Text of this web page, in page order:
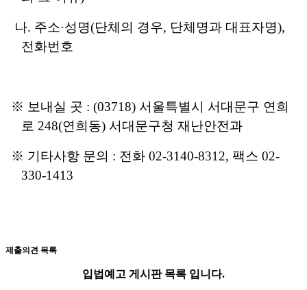
나. 주소·성명(단체의 경우, 단체명과 대표자명),
전화번호
※ 보내실 곳 : (03718) 서울특별시 서대문구 연희
로 248(연희동) 서대문구청 재난안전과
※ 기타사항 문의 : 전화 02-3140-8312, 팩스 02-
330-1413
제출의견 목록
입법예고 게시판 목록 입니다.